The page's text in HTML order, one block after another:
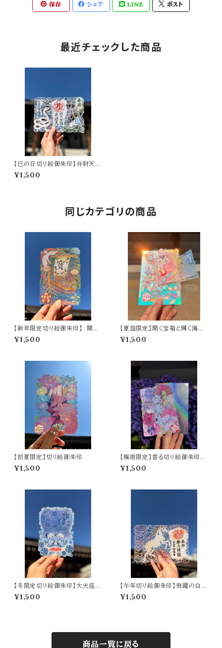
保存 シェア LINE ポスト
最近チェックした商品
【巳の日切り絵御朱印】弁財天
（A5サイズ）
¥1,500
同じカテゴリの商品
【新年限定切り絵御朱印】 開運
寶舟（A6サイズ）
¥1,500
【夏詣限定】開く宝箱と輝く海亀
の切り絵御朱印 ～光るオーロラ
フィルム仕様～
¥1,500
【初夏限定】切り絵御朱印
¥1,500
【梅雨限定】香る切り絵御朱印
虹雨のしずく 〜紫陽花と番傘の
オーロラ御朱印〜 (A6サイズ)
¥1,500
【冬限定切り絵御朱印】大犬座-
Sirius-（A6サイズ）
¥1,500
【午年切り絵御朱印】飛躍の白馬
（A5サイズ）
¥1,500
商品一覧に戻る